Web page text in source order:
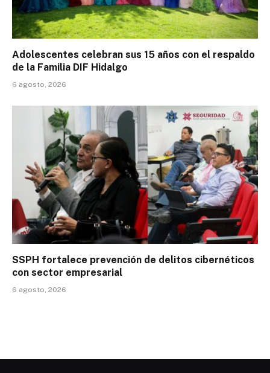
Adolescentes celebran sus 15 años con el respaldo
de la Familia DIF Hidalgo
6 agosto, 2026
SSPH fortalece prevención de delitos cibernéticos
con sector empresarial
6 agosto, 2026